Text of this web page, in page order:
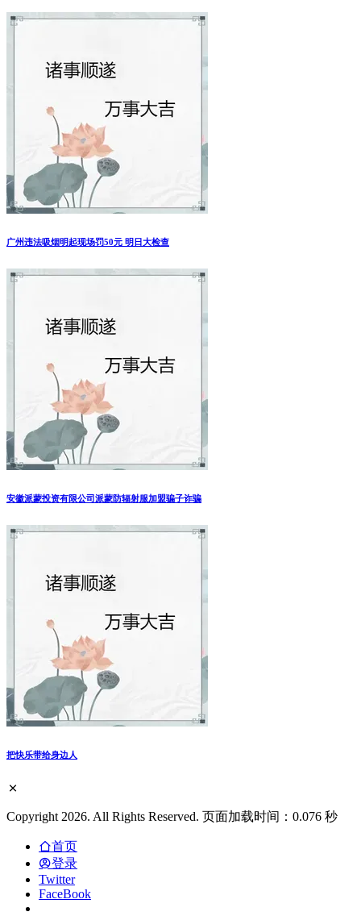
愚昧的人有着共同的八大特征
用singbox一个配置文件搞定reality hy2 anytls